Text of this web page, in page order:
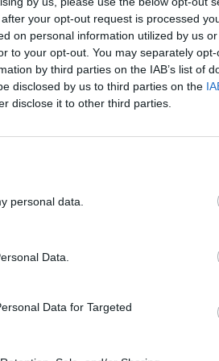
your opt-out request is processed
on personal information utilized by us
to your opt-out. You may separately
by third parties on the IAB’s list of
disclosed by us to third parties on the
disclose it to other third parties.
personal data.
Data.
Data for Targeted
Cím: Dudás Attila
Műgyűjtők Háza kft.
Budapest
1023.Bp. Zsigmond tér 11.
Telefon: 18008123
áron, gyorsan találjanak vevőt
Kedd-től péntek-ig 11.00-este 18.00